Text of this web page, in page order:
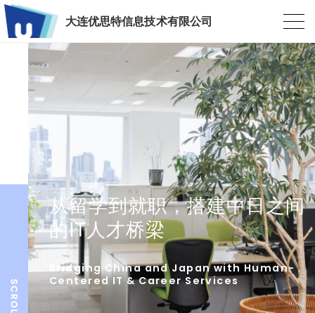
大连优思特信息技术有限公司
从留学到就职，搭建中日之间
的IT人才桥梁
Bridging China and Japan with Human-
Centered IT & Career Services